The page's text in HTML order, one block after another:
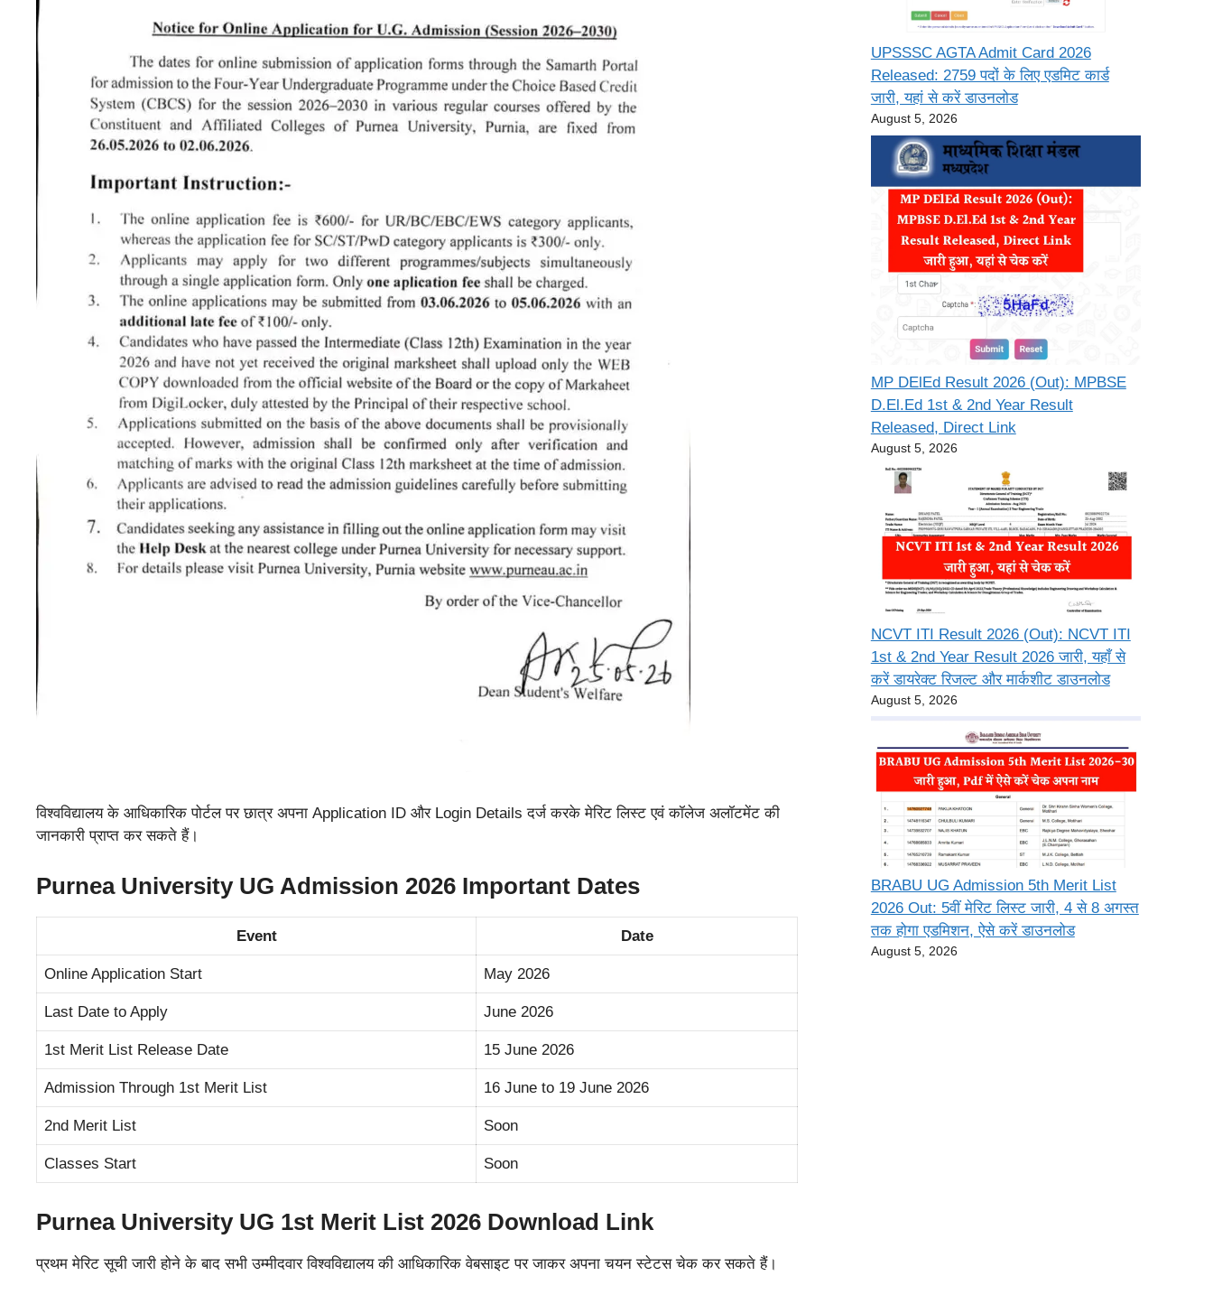
विश्वविद्यालय के आधिकारिक पोर्टल पर छात्र अपना Application ID और Login Details दर्ज करके मेरिट लिस्ट एवं कॉलेज अलॉटमेंट की
जानकारी प्राप्त कर सकते हैं।
Purnea University UG Admission 2026 Important Dates
Event Date
Online Application Start May 2026
Last Date to Apply June 2026
1st Merit List Release Date 15 June 2026
Admission Through 1st Merit List 16 June to 19 June 2026
2nd Merit List Soon
Classes Start Soon
Purnea University UG 1st Merit List 2026 Download Link
प्रथम मेरिट सूची जारी होने के बाद सभी उम्मीदवार विश्वविद्यालय की आधिकारिक वेबसाइट पर जाकर अपना चयन स्टेटस चेक कर सकते हैं।
UPSSSC AGTA Admit Card 2026
Released: 2759 पदों के लिए एडमिट कार्ड
जारी, यहां से करें डाउनलोड
August 5, 2026
MP DElEd Result 2026 (Out): MPBSE
D.El.Ed 1st & 2nd Year Result
Released, Direct Link
August 5, 2026
NCVT ITI Result 2026 (Out): NCVT ITI
1st & 2nd Year Result 2026 जारी, यहाँ से
करें डायरेक्ट रिजल्ट और मार्कशीट डाउनलोड
August 5, 2026
BRABU UG Admission 5th Merit List
2026 Out: 5वीं मेरिट लिस्ट जारी, 4 से 8 अगस्त
तक होगा एडमिशन, ऐसे करें डाउनलोड
August 5, 2026